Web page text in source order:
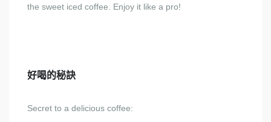
the sweet iced coffee. Enjoy it like a pro!
好喝的秘訣
Secret to a delicious coffee: